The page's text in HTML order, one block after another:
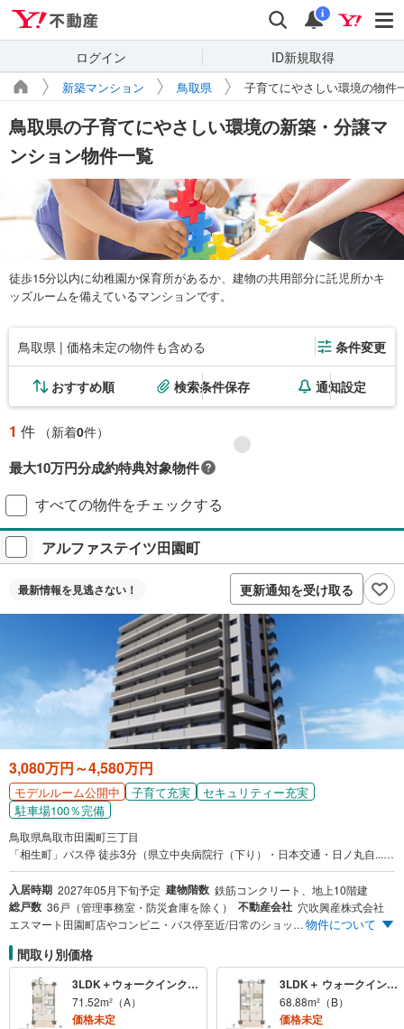
検索 通知
i
ログイン ID新規取得
新築マンション 鳥取県 子育てにやさしい環境の物件
鳥取県の子育てにやさしい環境の新築・分譲マ
ンション物件一覧
徒歩15分以内に幼稚園か保育所があるか、建物の共用部分に託児所かキ
ッズルームを備えているマンションです。
鳥取県 | 価格未定の物件も含める 条件変更
おすすめ順 検索条件保存 通知設定
1 件 （新着0件）
最大10万円分成約特典対象物件
対象の新築マンションご成約で最大10万円相当のPayPayポイント※もら
える！毎月先着2,000名様（成約報告順）ご成約後に契約書アップロード
＋アンケート回答が必要です。
プレゼントの詳細を見る
すべての物件をチェックする
アルファステイツ田園町
最新情報を見逃さない！ 更新通知を受け取る
3,080万円～4,580万円
モデルルーム公開中 子育て充実
セキュリティー充実
駐車場100％完備
鳥取県鳥取市田園町三丁目
「相生町」バス停 徒歩3分（県立中央病院行（下り）・日本交通・日ノ丸自... ほか
入居時期 2027年05月下旬予定 建物階数 鉄筋コンクリート、地上10階建
総戸数 36戸（管理事務室・防災倉庫を除く） 不動産会社 穴吹興産株式会社
エスマート田園町店やコンビニ・バス停至近/日常のショッピングも通勤・通学もスムーズな田園町エリアに新築分譲マンション誕生 2LDK（59.33m²）3,080万円～ 敷地内駐車場100％超確保/2台目駐車可/月額使用料1台目0円～ 城北小（裏門/約480m）・北中（正門/約1,070m）学校区物件について
間取り別価格
3LDK＋ウォークインクロゼット
71.52m²（A）
価格未定
3LDK＋ ウォークインクロゼット
68.88m²（B）
価格未定